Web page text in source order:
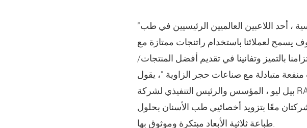
"نحن متحمسون للإعلان عن هذا التعاون مع الصناعات الأساسية ، أحد اللاعبين العالميين الرئيسيين في طب
يسمح لعملائنا باستخدام راتنجات ممتازة مع
بالتميز وتفانينا في تقديم أفضل المنتجات/
منفعة متبادلة مع صناعات حجر الزاوية "، يقول
بيل ليو ، المؤسس والرئيس التنفيذي لشركة RAYSHAPE. تعد صناعات كيستون وشراكة RAYSHAPE شهادة على
معًا بتزويد أخصائيي طب الأسنان بحلول